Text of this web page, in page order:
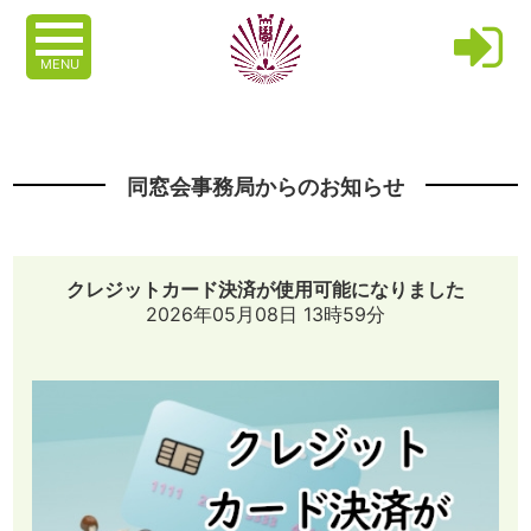
MENU
同窓会事務局からのお知らせ
クレジットカード決済が使用可能になりました
2026年05月08日 13時59分